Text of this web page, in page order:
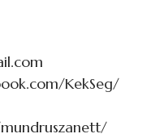
KekSeg/